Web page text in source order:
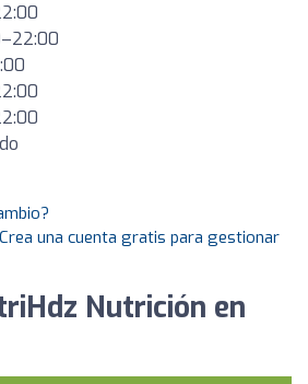
una cuenta gratis para gestionar
Nutrición en